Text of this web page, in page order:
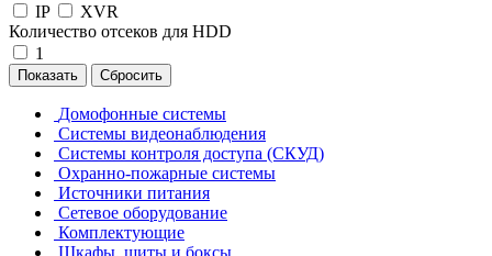
IP
XVR
Количество отсеков для HDD
1
Сбросить
Домофонные системы
Системы видеонаблюдения
Системы контроля доступа (СКУД)
Охранно-пожарные системы
Источники питания
Сетевое оборудование
Комплектующие
Шкафы, щиты и боксы